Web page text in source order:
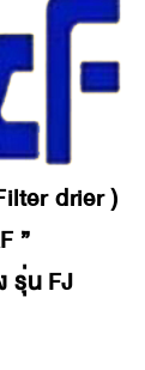
drier )
”
รุ่น FJ